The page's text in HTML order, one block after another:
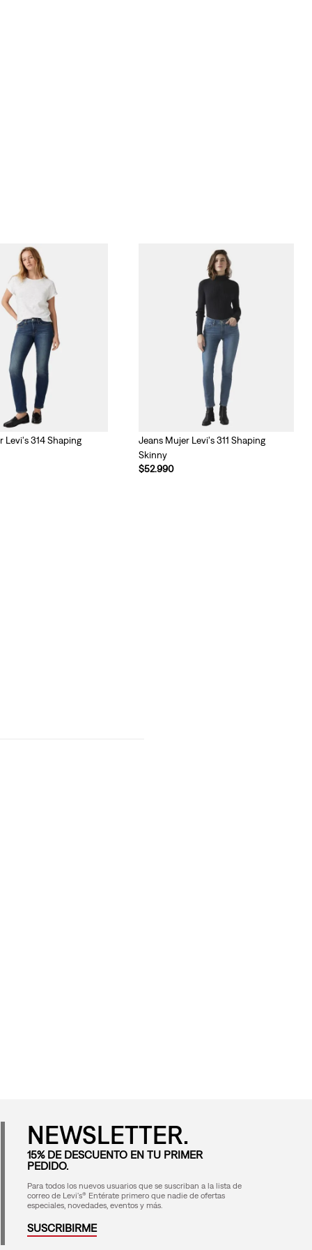
Levi's 314 Shaping
Jeans Mujer Levi's 311 Shaping
Skinny
$52.990
NEWSLETTER.
15% DE DESCUENTO EN TU PRIMER
PEDIDO.
Para todos los nuevos usuarios que se suscriban a la lista de
correo de Levi's® Entérate primero que nadie de ofertas
especiales, novedades, eventos y más.
SUSCRIBIRME